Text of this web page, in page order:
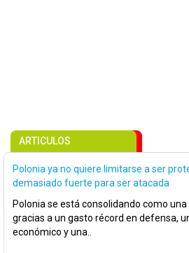
ARTICULOS
Polonia ya no quiere limitarse a ser
demasiado fuerte para ser atacada
Polonia se está consolidando como
gracias a un gasto récord en defensa,
económico y una..